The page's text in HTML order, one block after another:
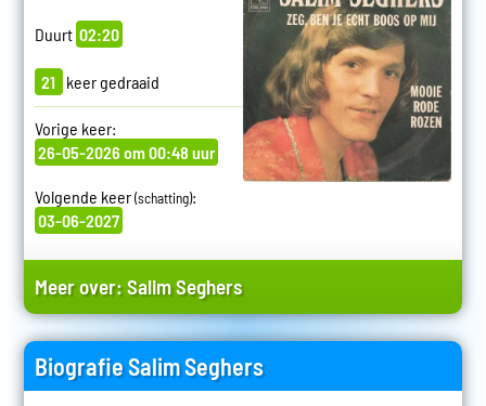
Duurt 02:20
21 keer gedraaid
Vorige keer:
26-05-2026 om 00:48 uur
Volgende keer(schatting):
03-06-2027
Meer over:Salim Seghers
Biografie Salim Seghers